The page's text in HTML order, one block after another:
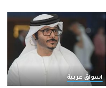
اسواق عربية